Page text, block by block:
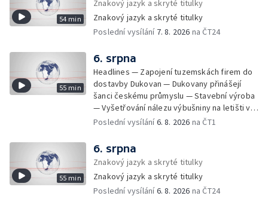
ve službách vzrostly — Další útoku
ukrajinských dronů na sklady v Rusku —
Exhumace těl obětí volyňských masakrů —
Vodní elektrárny kvůli suchu omezují provoz
— 25 let od zápisu vily Tugendhat na seznam
UNESCO — Pokuta pro společnost Meta —
Oběti po střelbě na škole v Thajsku —
Technologie pomáhají s péčí o seniory —
Útok nožem v Tanvaldu — Výměna řidičských
průkazů — Demolice vyhořelé výškové
ze Zlína — Zpracování sutě po demolici —
Požár v bratislavské rafinerii — Obce bez
kandidátní listiny pro komunální volby —
Vážné popáleniny od slunce a rozpálených
54 min
Znakový jazyk a skryté titulky
Znakový jazyk a skryté titulky
Poslední vysílání 7. 8. 2026 na ČT24
55 min
6. srpna
Headlines — Zapojení tuzemskách firem do
dostavby Dukovan — Dukovany přinášejí
šanci českému průmyslu — Stavební výroba
— Vyšetřování nálezu výbušniny na letišti v
Lipsku — Bourání torza vyhořelé budovy ve
Omezování spotřeby vody v Jihlavě — Čistý
zisk bank — Jednání o ukončení bojů na
Blízkém východě — Opakované údery na
jižní Libanon — Přibylo zásahů horské služby
— Bezpečnostní opatření kvůli Evropské lize
Poslední vysílání6. 8. 2026 na ČT1
55 min
6. srpna
Znakový jazyk a skryté titulky
Znakový jazyk a skryté titulky
Poslední vysílání6. 8. 2026 na ČT24